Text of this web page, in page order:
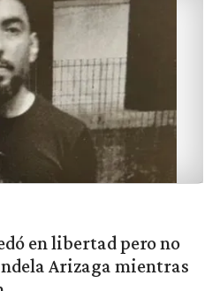
en libertad pero no
Arizaga mientras